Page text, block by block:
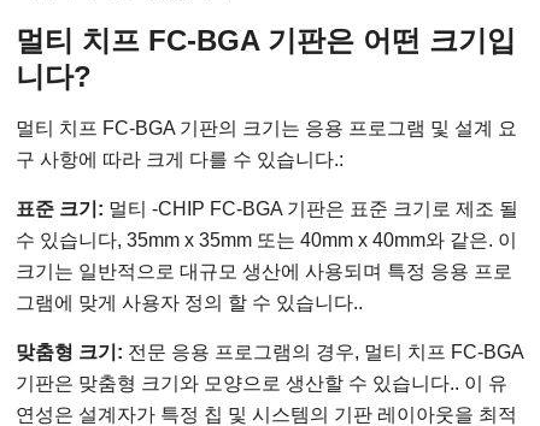
멀티 치프 FC-BGA 기판은 어떤 크기입
니다?
멀티 치프 FC-BGA 기판의 크기는 응용 프로그램 및 설계 요
구 사항에 따라 크게 다를 수 있습니다.:
표준 크기: 멀티 -CHIP FC-BGA 기판은 표준 크기로 제조 될
수 있습니다, 35mm x 35mm 또는 40mm x 40mm와 같은. 이
크기는 일반적으로 대규모 생산에 사용되며 특정 응용 프로
그램에 맞게 사용자 정의 할 수 있습니다..
맞춤형 크기: 전문 응용 프로그램의 경우, 멀티 치프 FC-BGA
기판은 맞춤형 크기와 모양으로 생산할 수 있습니다.. 이 유
연성은 설계자가 특정 칩 및 시스템의 기판 레이아웃을 최적